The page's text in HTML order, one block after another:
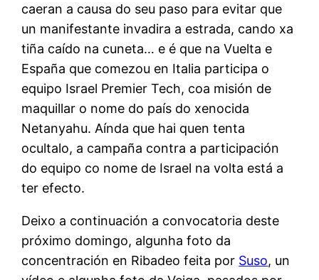
caeran a causa do seu paso para evitar que
un manifestante invadira a estrada, cando xa
tiña caído na cuneta… e é que na Vuelta e
España que comezou en Italia participa o
equipo Israel Premier Tech, coa misión de
maquillar o nome do país do xenocida
Netanyahu. Aínda que hai quen tenta
ocultalo, a campaña contra a participación
do equipo co nome de Israel na volta está a
ter efecto.
Deixo a continuación a convocatoria deste
próximo domingo, algunha foto da
concentración en Ribadeo feita por Suso, un